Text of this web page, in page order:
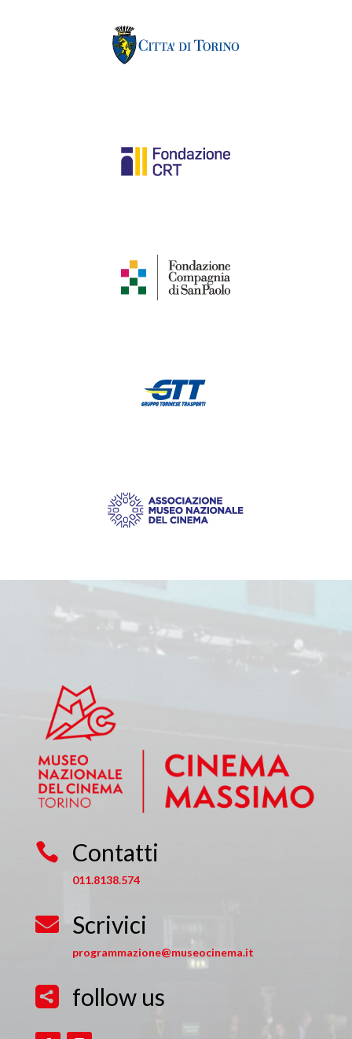
 Contatti
011.8138.574
 Scrivici
programmazione@museocinema.it
 follow us